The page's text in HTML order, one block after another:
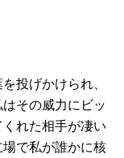
投げかけられ、
その威力にビッ
れた相手が凄い
で私が誰かに核